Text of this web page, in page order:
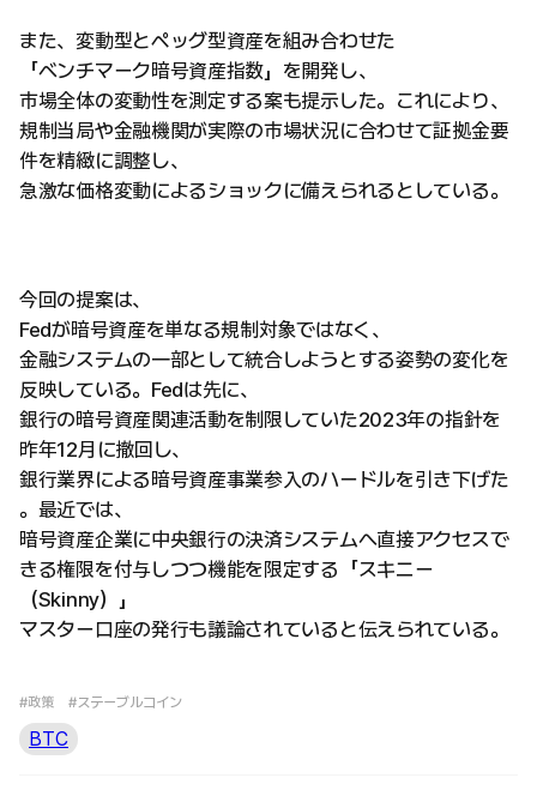
また、変動型とペッグ型資産を組み合わせた
「ベンチマーク暗号資産指数」を開発し、
市場全体の変動性を測定する案も提示した。これにより、
規制当局や金融機関が実際の市場状況に合わせて証拠金要
件を精緻に調整し、
急激な価格変動によるショックに備えられるとしている。
今回の提案は、
Fedが暗号資産を単なる規制対象ではなく、
金融システムの一部として統合しようとする姿勢の変化を
反映している。Fedは先に、
銀行の暗号資産関連活動を制限していた2023年の指針を
昨年12月に撤回し、
銀行業界による暗号資産事業参入のハードルを引き下げた
。最近では、
暗号資産企業に中央銀行の決済システムへ直接アクセスで
きる権限を付与しつつ機能を限定する「スキニー
（Skinny）」
マスター口座の発行も議論されていると伝えられている。
#政策 #ステーブルコイン
BTC